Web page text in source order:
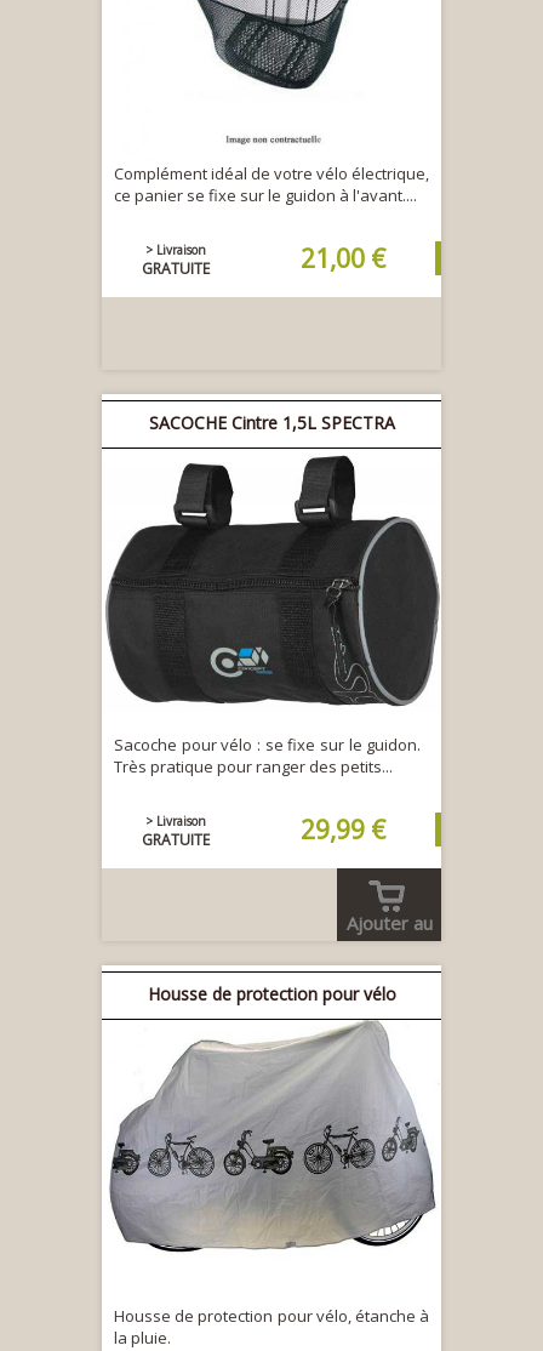
Complément idéal de votre vélo électrique,
ce panier se fixe sur le guidon à l'avant....
> Livraison
GRATUITE 21,00 €
SACOCHE Cintre 1,5L SPECTRA
Sacoche pour vélo : se fixe sur le guidon.
Très pratique pour ranger des petits...
> Livraison
GRATUITE 29,99 €
Ajouter au
panier
Housse de protection pour vélo
Housse de protection pour vélo, étanche à
la pluie.